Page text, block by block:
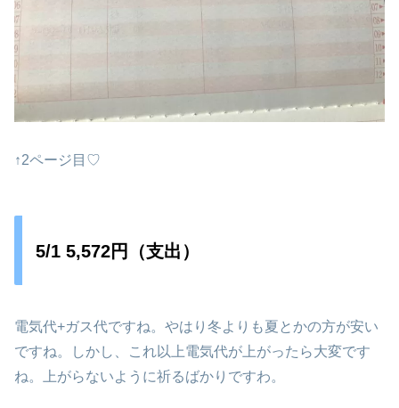
↑2ページ目♡
5/1 5,572円（支出）
電気代+ガス代ですね。やはり冬よりも夏とかの方が安い
ですね。しかし、これ以上電気代が上がったら大変です
ね。上がらないように祈るばかりですわ。